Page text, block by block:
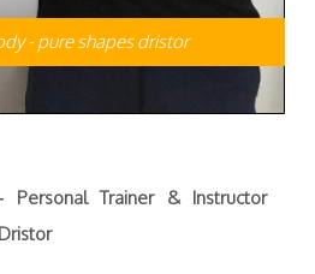
- pure shapes dristor
Personal Trainer & Instructor